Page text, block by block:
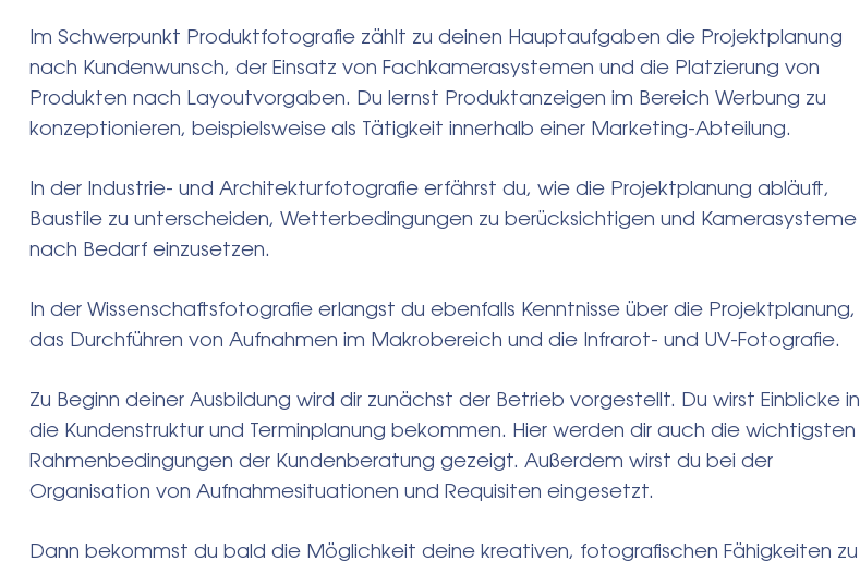
Im Schwerpunkt Produktfotografie zählt zu deinen Hauptaufgaben die Projektplanung
nach Kundenwunsch, der Einsatz von Fachkamerasystemen und die Platzierung von
Produkten nach Layoutvorgaben. Du lernst Produktanzeigen im Bereich Werbung zu
konzeptionieren, beispielsweise als Tätigkeit innerhalb einer Marketing-Abteilung.
In der Industrie- und Architekturfotografie erfährst du, wie die Projektplanung abläuft,
Baustile zu unterscheiden, Wetterbedingungen zu berücksichtigen und Kamerasysteme
nach Bedarf einzusetzen.
In der Wissenschaftsfotografie erlangst du ebenfalls Kenntnisse über die Projektplanung,
das Durchführen von Aufnahmen im Makrobereich und die Infrarot- und UV-Fotografie.
Zu Beginn deiner Ausbildung wird dir zunächst der Betrieb vorgestellt. Du wirst Einblicke in
die Kundenstruktur und Terminplanung bekommen. Hier werden dir auch die wichtigsten
Rahmenbedingungen der Kundenberatung gezeigt. Außerdem wirst du bei der
Organisation von Aufnahmesituationen und Requisiten eingesetzt.
Dann bekommst du bald die Möglichkeit deine kreativen, fotografischen Fähigkeiten zu